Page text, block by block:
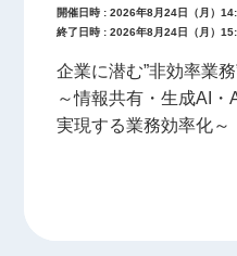
開催日時 : 2026年8月24日（月）
終了日時 : 2026年8月24日（月）
企業に潜む”非効率業務
～情報共有・生成AI
実現する業務効率化～